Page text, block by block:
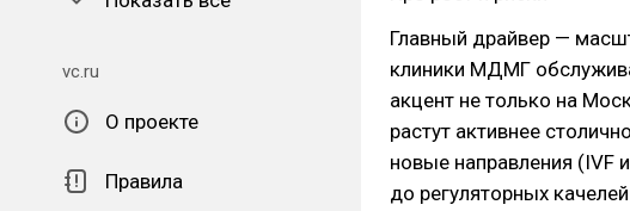
vc.ru
О проекте
Правила
Главный драйвер —
клиники МДМГ
акцент не только на
растут активнее
новые направления (IVF
до регуляторных